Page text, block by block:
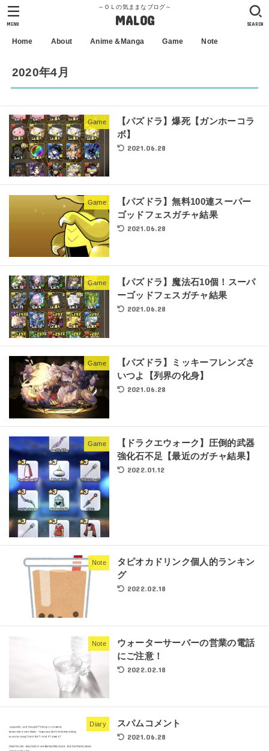
～ＯＬの気ままなブログ～
MALOG
Home About Anime＆Manga Game Note
SEARCH
MENU
2020年4月
Game
【パズドラ】爆死【ガンホーコラ
ボ】
2021.06.28
Game
【パズドラ】無料100連スーパー
ゴッドフェスガチャ結果
2021.06.28
Game
【パズドラ】魔法石10個！スーパ
ーゴッドフェスガチャ結果
2021.06.28
Game
【パズドラ】ミッキーフレンズさ
いつよ【列界の化身】
2021.06.28
Game
【ドラクエウォーク】圧倒的武器
強化石不足【最近のガチャ結果】
2022.01.12
Note
タピオカドリンク個人的ランキン
グ
2022.02.18
Note
ウォーターサーバーの営業の電話
にご注意！
2022.02.18
Diary スパムコメント
2021.06.28